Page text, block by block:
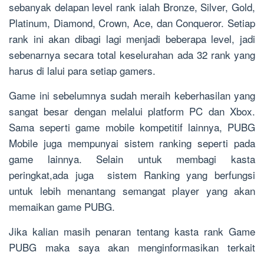
sebanyak delapan level rank ialah Bronze, Silver, Gold,
Platinum, Diamond, Crown, Ace, dan Conqueror. Setiap
rank ini akan dibagi lagi menjadi beberapa level, jadi
sebenarnya secara total keselurahan ada 32 rank yang
harus di lalui para setiap gamers.
Game ini sebelumnya sudah meraih keberhasilan yang
sangat besar dengan melalui platform PC dan Xbox.
Sama seperti game mobile kompetitif lainnya, PUBG
Mobile juga mempunyai sistem ranking seperti pada
game lainnya. Selain untuk membagi kasta
peringkat,ada juga sistem Ranking yang berfungsi
untuk lebih menantang semangat player yang akan
memaikan game PUBG.
Jika kalian masih penaran tentang kasta rank Game
PUBG maka saya akan menginformasikan terkait